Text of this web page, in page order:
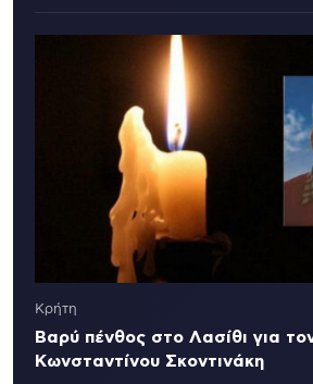
Κρήτη
Βαρύ πένθος στο Λασίθι για
Κωνσταντίνου Σκοντινάκη